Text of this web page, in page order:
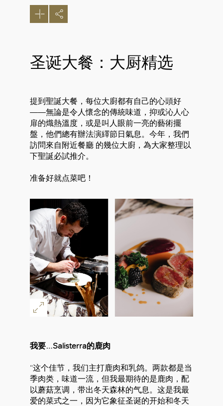
圣诞大餐：大厨精选
提到聖誕大餐，每位大廚都有自己的心頭好
——無論是令人懷念的傳統味道，抑或沁人心
扉的熾熱溫度，或是叫人眼前一亮的藝術擺
盤，他們總有辦法演繹節日氣息。今年，我們
訪問來自附近餐廳 的幾位大廚，為大家整理以
下聖誕必試推介。
准备好就点菜吧！
我要…Salisterra的鹿肉
“这个佳节，我们主打鹿肉和乳鸽。两款都是当
季肉类，味道一流，但我最期待的是鹿肉，配
以蘑菇烹调，带出冬天森林的气息。这是我最
爱的菜式之一，因为它象征圣诞的开始和冬天